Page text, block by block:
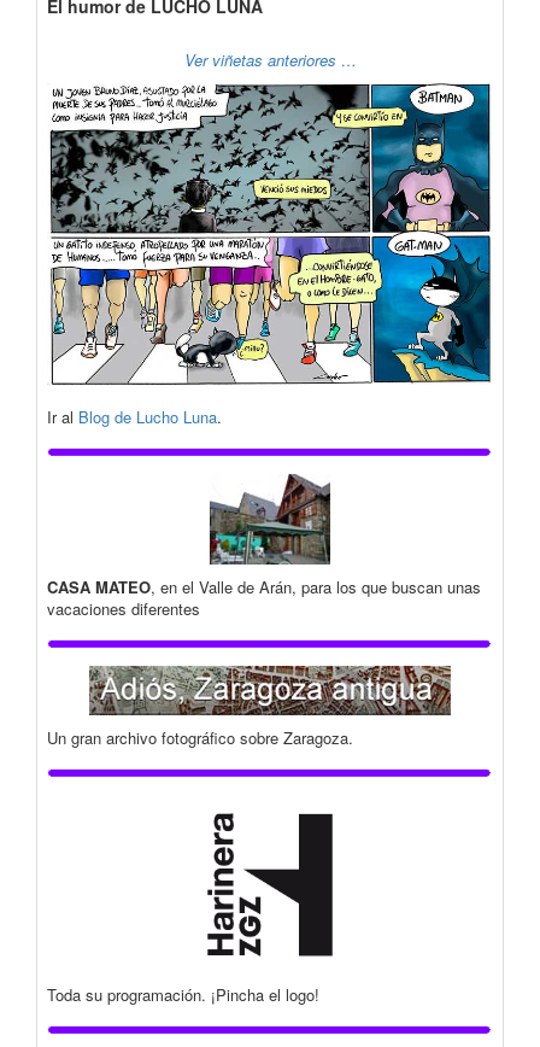
El humor de LUCHO LUNA
Ver viñetas anteriores …
Ir al Blog de Lucho Luna.
CASA MATEO, en el Valle de Arán, para los que buscan unas
vacaciones diferentes
Un gran archivo fotográfico sobre Zaragoza.
Toda su programación. ¡Pincha el logo!